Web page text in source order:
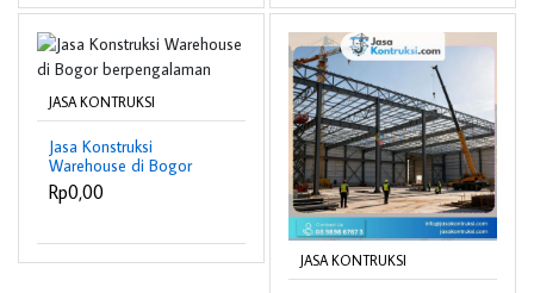
JASA KONTRUKSI
Jasa Konstruksi
Warehouse di Bogor
berpengalaman
Rp0,00
JASA KONTRUKSI